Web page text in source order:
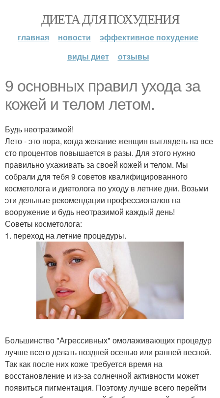
ДИЕТА ДЛЯ ПОХУДЕНИЯ
главная новости
эффективное похудение
виды диет
отзывы
9 основных правил ухода за
кожей и телом летом.
Будь неотразимой!
Лето - это пора, когда желание женщин выглядеть на все
сто процентов повышается в разы. Для этого нужно
правильно ухаживать за своей кожей и телом. Мы
собрали для тебя 9 советов квалифицированного
косметолога и диетолога по уходу в летние дни. Возьми
эти дельные рекомендации профессионалов на
вооружение и будь неотразимой каждый день!
Советы косметолога:
1. переход на летние процедуры.
Большинство "Агрессивных" омолаживающих процедур
лучше всего делать поздней осенью или ранней весной.
Так как после них коже требуется время на
восстановление и из-за солнечной активности может
появиться пигментация. Поэтому лучше всего перейти